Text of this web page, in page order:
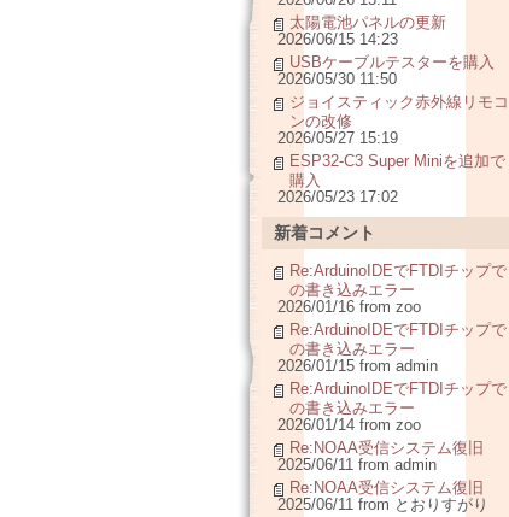
太陽電池パネルの更新
2026/06/15 14:23
USBケーブルテスターを購入
2026/05/30 11:50
ジョイスティック赤外線リモコ
ンの改修
2026/05/27 15:19
ESP32-C3 Super Miniを追加で
購入
2026/05/23 17:02
新着コメント
Re:ArduinoIDEでFTDIチップで
の書き込みエラー
2026/01/16 from zoo
Re:ArduinoIDEでFTDIチップで
の書き込みエラー
2026/01/15 from admin
Re:ArduinoIDEでFTDIチップで
の書き込みエラー
2026/01/14 from zoo
Re:NOAA受信システム復旧
2025/06/11 from admin
Re:NOAA受信システム復旧
2025/06/11 from とおりすがり